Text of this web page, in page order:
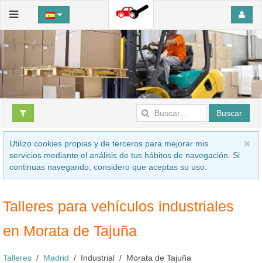
Buscar
Utilizo cookies propias y de terceros para mejorar mis
servicios mediante el análisis de tus hábitos de navegación. Si
continuas navegando, considero que aceptas su uso.
Talleres para vehículos industriales
en Morata de Tajuña
Talleres Madrid Industrial Morata de Tajuña